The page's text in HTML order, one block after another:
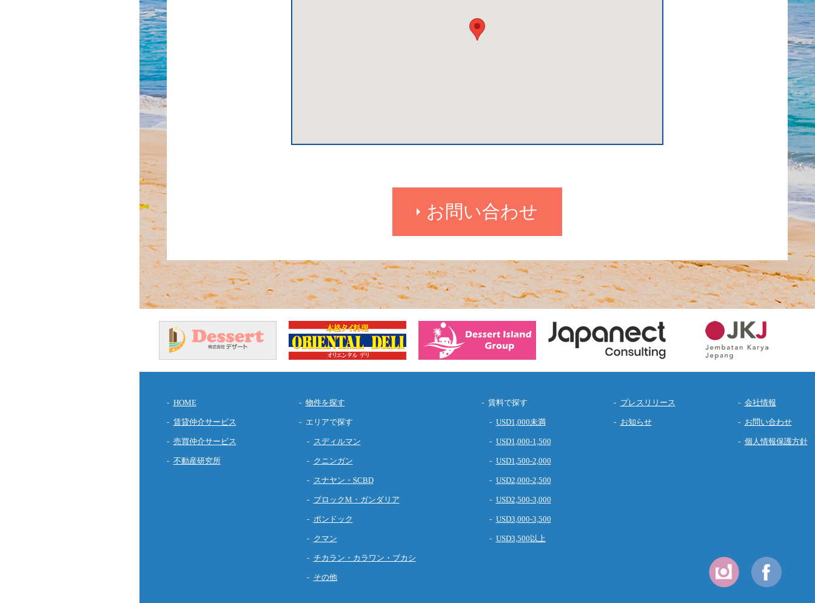
お問い合わせ
HOME
賃貸仲介サービス
売買仲介サービス
不動産研究所
物件を探す
エリアで探す
スディルマン
クニンガン
スナヤン・SCBD
ブロックM・ガンダリア
ポンドック
クマン
チカラン・カラワン・ブカシ
その他
賃料で探す
USD1,000未満
USD1,000-1,500
USD1,500-2,000
USD2,000-2,500
USD2,500-3,000
USD3,000-3,500
USD3,500以上
プレスリリース
お知らせ
会社情報
お問い合わせ
個人情報保護方針